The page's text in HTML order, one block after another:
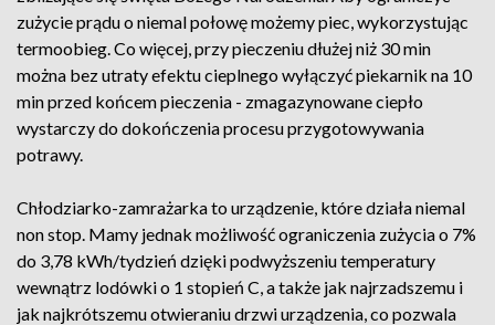
zużycie prądu o niemal połowę możemy piec, wykorzystując
termoobieg. Co więcej, przy pieczeniu dłużej niż 30 min
można bez utraty efektu cieplnego wyłączyć piekarnik na 10
min przed końcem pieczenia - zmagazynowane ciepło
wystarczy do dokończenia procesu przygotowywania
potrawy.
Chłodziarko-zamrażarka to urządzenie, które działa niemal
non stop. Mamy jednak możliwość ograniczenia zużycia o 7%
do 3,78 kWh/tydzień dzięki podwyższeniu temperatury
wewnątrz lodówki o 1 stopień C, a także jak najrzadszemu i
jak najkrótszemu otwieraniu drzwi urządzenia, co pozwala